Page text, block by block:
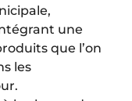
une
que l’on
les